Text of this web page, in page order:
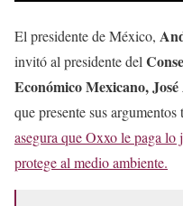
El presidente de México,
invitó al presidente del
Económico Mexicano,
que presente sus argumentos
asegura que Oxxo le paga
protege al medio ambiente.